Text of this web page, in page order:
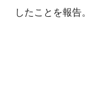
したことを報告。